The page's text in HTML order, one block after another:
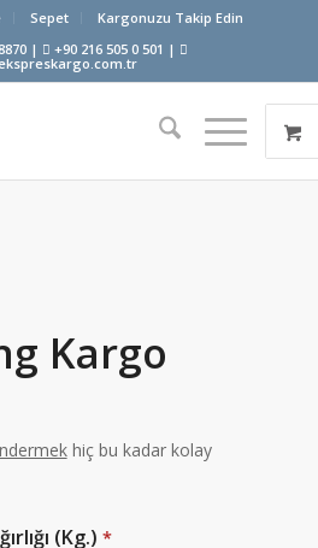
Sepet
Kargonuzu Takip Edin
|
+90 216 505 0 501 |
Kargo
hiç bu kadar kolay
(Kg.)*